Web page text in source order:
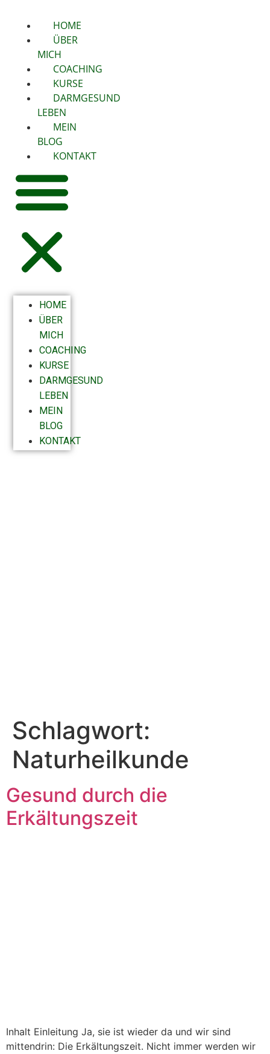
HOME
ÜBER
MICH
COACHING
KURSE
DARMGESUND
LEBEN
MEIN
BLOG
KONTAKT
HOME
ÜBER
MICH
COACHING
KURSE
DARMGESUND
LEBEN
MEIN
BLOG
KONTAKT
Schlagwort:
Naturheilkunde
Gesund durch die
Erkältungszeit
Inhalt Einleitung Ja, sie ist wieder da und wir sind
mittendrin: Die Erkältungszeit. Nicht immer werden wir